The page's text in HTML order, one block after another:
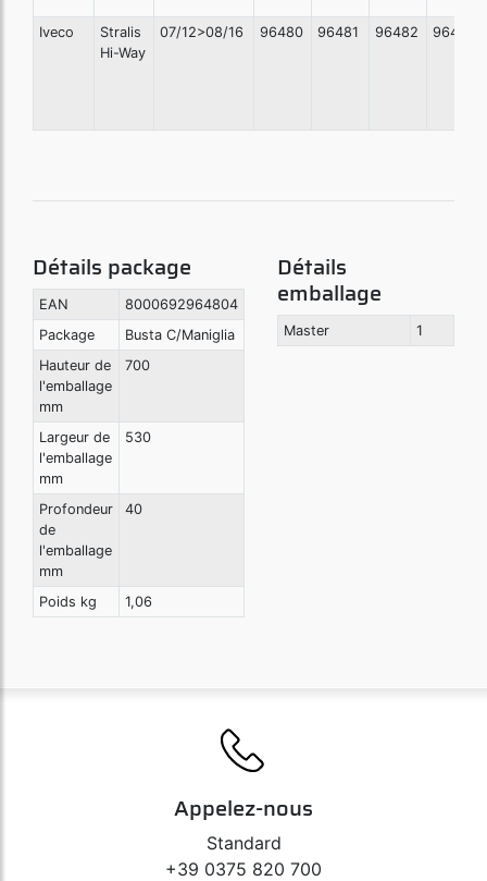
Iveco
Stralis
Hi-Way
07/12>08/16 96480 96481 96482 96483
Détails package
EAN
8000692964804
Package
Busta C/Maniglia
Hauteur de
l'emballage
mm
700
Largeur de
l'emballage
mm
530
Profondeur
de
l'emballage
mm
40
Poids kg 1,06
Détails
emballage
Master 1
Appelez-nous
Standard
+39 0375 820 700